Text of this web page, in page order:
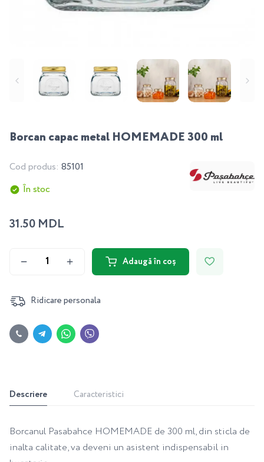
Borcan capac metal HOMEMADE 300 ml
Cod produs: 85101
În stoc
31.50 MDL
Adaugă în coș
Ridicare personala
Descriere Caracteristici
Borcanul Pasabahce HOMEMADE de 300 ml, din sticla de
inalta calitate, va deveni un asistent indispensabil in